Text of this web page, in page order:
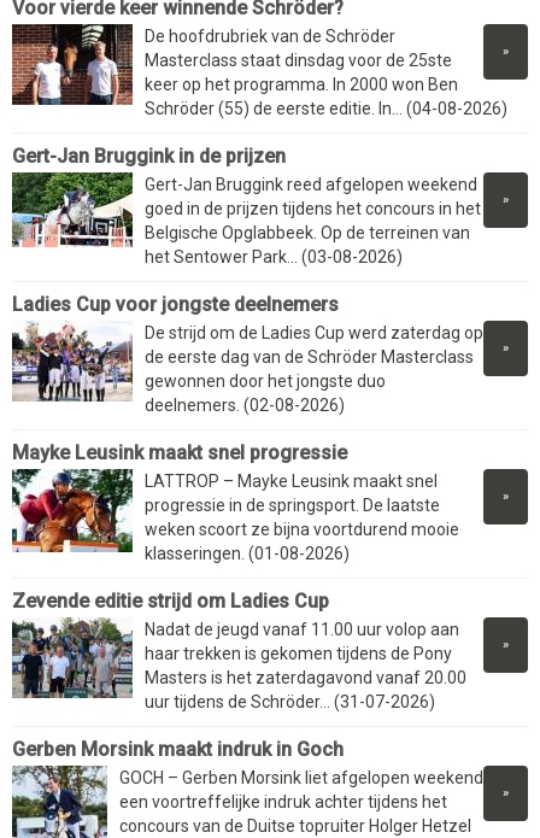
Voor vierde keer winnende Schröder?
»
De hoofdrubriek van de Schröder
Masterclass staat dinsdag voor de 25ste
keer op het programma. In 2000 won Ben
Schröder (55) de eerste editie. In... (04-08-2026)
Gert-Jan Bruggink in de prijzen
»
Gert-Jan Bruggink reed afgelopen weekend
goed in de prijzen tijdens het concours in het
Belgische Opglabbeek. Op de terreinen van
het Sentower Park... (03-08-2026)
Ladies Cup voor jongste deelnemers
»
De strijd om de Ladies Cup werd zaterdag op
de eerste dag van de Schröder Masterclass
gewonnen door het jongste duo
deelnemers. (02-08-2026)
Mayke Leusink maakt snel progressie
»
LATTROP – Mayke Leusink maakt snel
progressie in de springsport. De laatste
weken scoort ze bijna voortdurend mooie
klasseringen. (01-08-2026)
Zevende editie strijd om Ladies Cup
»
Nadat de jeugd vanaf 11.00 uur volop aan
haar trekken is gekomen tijdens de Pony
Masters is het zaterdagavond vanaf 20.00
uur tijdens de Schröder... (31-07-2026)
Gerben Morsink maakt indruk in Goch
»
GOCH – Gerben Morsink liet afgelopen weekend
een voortreffelijke indruk achter tijdens het
concours van de Duitse topruiter Holger Hetzel